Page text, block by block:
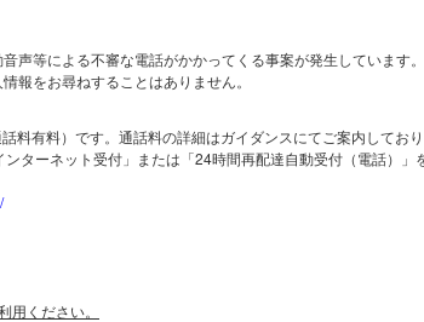
声等による不審な電話がかかってくる事案が発生しています。
報をお尋ねすることはありません。
料有料）です。通話料の詳細はガイダンスにてご案内しており
ターネット受付」または「24時間再配達自動受付（電話）」
ください。